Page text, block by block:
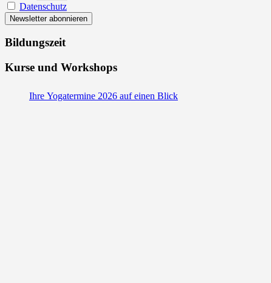
Datenschutz
Bildungszeit
Kurse und Workshops
Ihre Yogatermine 2026 auf einen Blick